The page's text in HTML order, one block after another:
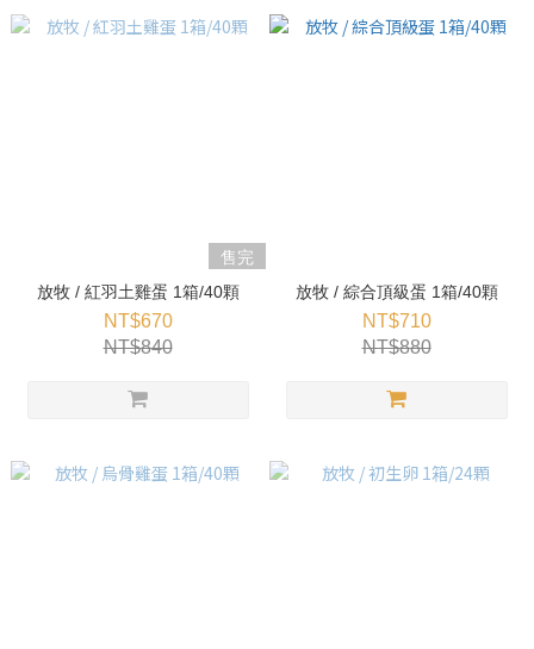
售完
放牧 / 紅羽土雞蛋 1箱/40顆
NT$670
NT$840
放牧 / 綜合頂級蛋 1箱/40顆
NT$710
NT$880